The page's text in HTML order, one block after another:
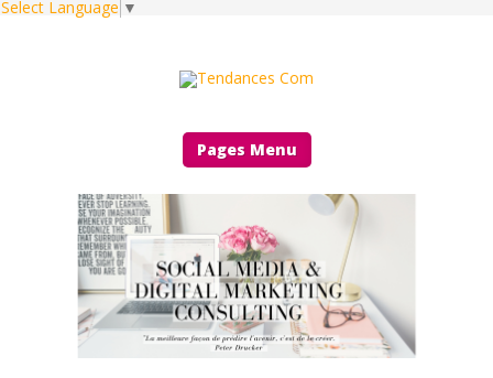
Select Language ▼
Pages Menu